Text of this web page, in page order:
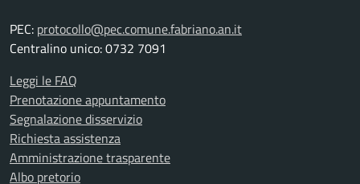
PEC: protocollo@pec.comune.fabriano.an.it
Centralino unico: 0732 7091
Leggi le FAQ
Prenotazione appuntamento
Segnalazione disservizio
Richiesta assistenza
Amministrazione trasparente
Albo pretorio